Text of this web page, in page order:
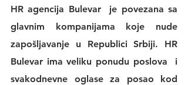
HR agencija Bulevar
  je povezana sa
glavnim kompanijama koje nude
zapošljavanje u Republici Srbiji. HR
Bulevar ima veliku ponudu poslova
  i
svakodnevne oglase za posao kod